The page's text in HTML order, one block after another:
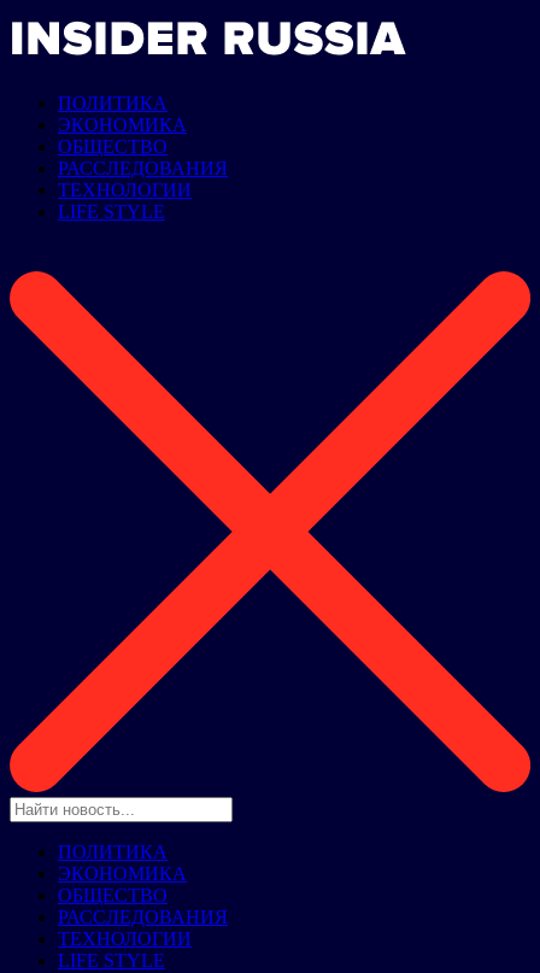
ПОЛИТИКА
ЭКОНОМИКА
ОБЩЕСТВО
РАССЛЕДОВАНИЯ
ТЕХНОЛОГИИ
LIFE STYLE
ПОЛИТИКА
ЭКОНОМИКА
ОБЩЕСТВО
РАССЛЕДОВАНИЯ
ТЕХНОЛОГИИ
LIFE STYLE